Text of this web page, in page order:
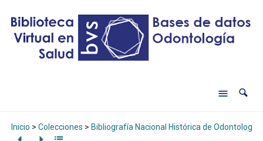
Inicio > Colecciones > Bibliografía Nacional Histórica de Odontología